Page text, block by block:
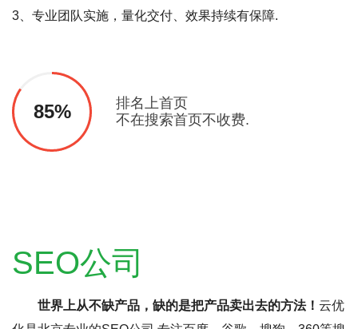
3、专业团队实施，量化交付、效果持续有保障.
85%
排名上首页
不在搜索首页不收费.
SEO公司
世界上从不缺产品，缺的是把产品卖出去的方法！ 云优